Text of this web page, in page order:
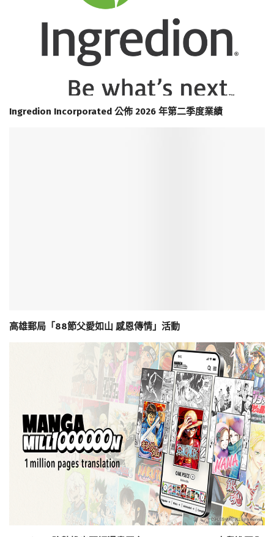
Ingredion Incorporated 公佈 2026 年第二季度業績
高雄郵局「88節父愛如山 感恩傳情」活動